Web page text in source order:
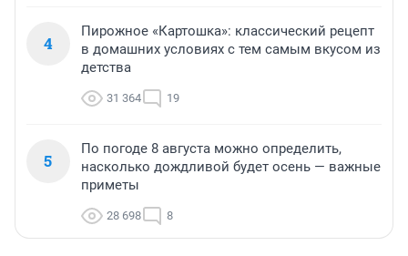
4
Пирожное «Картошка»: классический рецепт
в домашних условиях с тем самым вкусом из
детства
31 364 19
5
По погоде 8 августа можно определить,
насколько дождливой будет осень — важные
приметы
28 698 8